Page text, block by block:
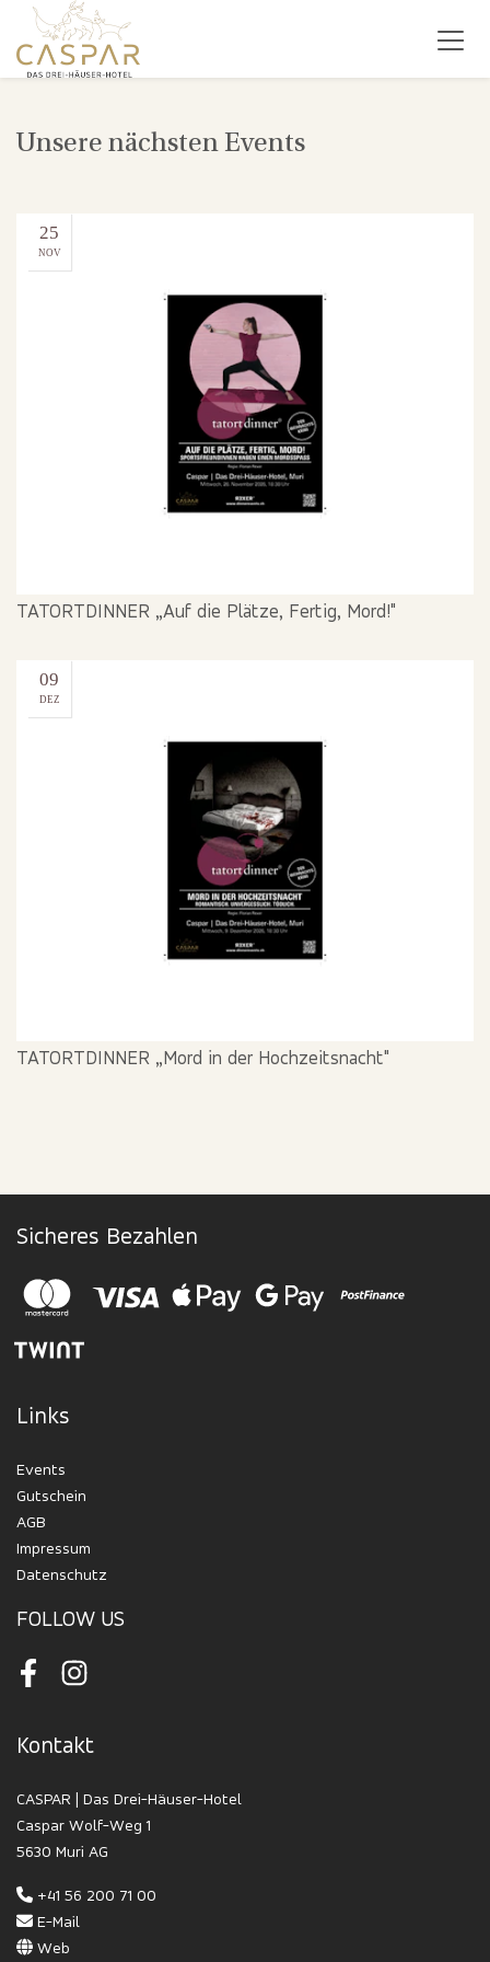
Unsere nächsten Events
25
NOV
TATORTDINNER „Auf die Plätze, Fertig, Mord!"
09
DEZ
TATORTDINNER „Mord in der Hochzeitsnacht"
Sicheres Bezahlen
Links
Events
Gutschein
AGB
Impressum
Datenschutz
FOLLOW US
FacebookInstagram
Kontakt
CASPAR | Das Drei-Häuser-Hotel
Caspar Wolf-Weg 1
5630 Muri AG
+41 56 200 71 00
E-Mail
Web